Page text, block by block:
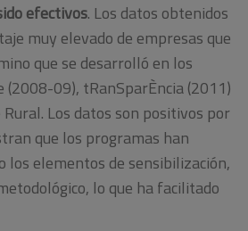
efectivos. Los datos obtenidos
muy elevado de empresas que
que se desarrolló en los
(2008-09), tRanSparÈncia (2011)
Los datos son positivos por
que los programas han
los elementos de sensibilización,
lo que ha facilitado